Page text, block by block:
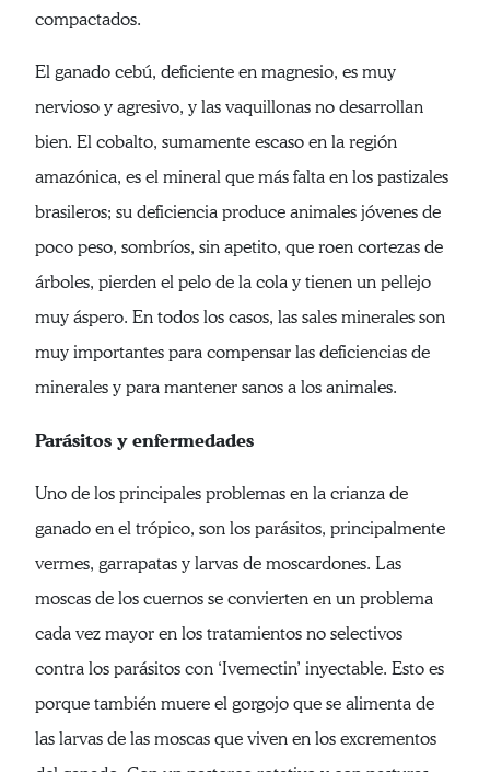
compactados.
El ganado cebú, deficiente en magnesio, es muy
nervioso y agresivo, y las vaquillonas no desarrollan
bien. El cobalto, sumamente escaso en la región
amazónica, es el mineral que más falta en los pastizales
brasileros; su deficiencia produce animales jóvenes de
poco peso, sombríos, sin apetito, que roen cortezas de
árboles, pierden el pelo de la cola y tienen un pellejo
muy áspero. En todos los casos, las sales minerales son
muy importantes para compensar las deficiencias de
minerales y para mantener sanos a los animales.
Parásitos y enfermedades
Uno de los principales problemas en la crianza de
ganado en el trópico, son los parásitos, principalmente
vermes, garrapatas y larvas de moscardones. Las
moscas de los cuernos se convierten en un problema
cada vez mayor en los tratamientos no selectivos
contra los parásitos con ‘Ivemectin’ inyectable. Esto es
porque también muere el gorgojo que se alimenta de
las larvas de las moscas que viven en los excrementos